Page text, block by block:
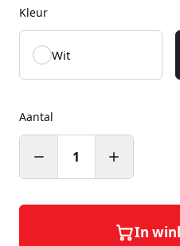
Kleur
Wit
Aantal
1
In